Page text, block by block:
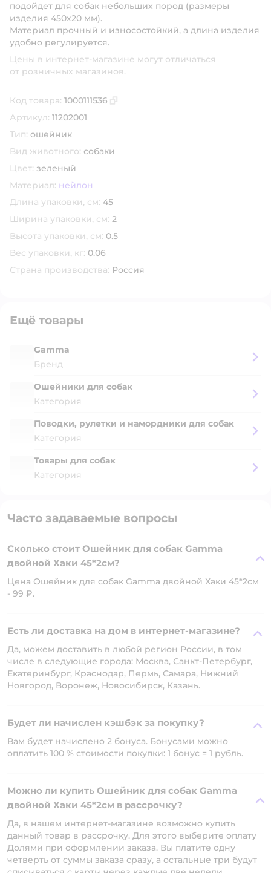
подойдет для собак небольших пород (размеры
изделия 450х20 мм).
Материал прочный и износостойкий, а длина изделия
удобно регулируется.
Цены в интернет-магазине могут отличаться
от розничных магазинов.
Код товара: 1000111536
Артикул: 11202001
Тип: ошейник
Вид животного: собаки
Цвет: зеленый
Материал: нейлон
Длина упаковки, см: 45
Ширина упаковки, см: 2
Высота упаковки, см: 0.5
Вес упаковки, кг: 0.06
Страна производства: Россия
Ещё товары
Gamma
Бренд
Ошейники для собак
Категория
Поводки, рулетки и намордники для собак
Категория
Товары для собак
Категория
Часто задаваемые вопросы
Сколько стоит Ошейник для собак Gamma
двойной Хаки 45*2см?
Цена Ошейник для собак Gamma двойной Хаки 45*2см
- 99 ₽.
Есть ли доставка на дом в интернет-магазине?
Да, можем доставить в любой регион России, в том
числе в следующие города: Москва, Санкт-Петербург,
Екатеринбург, Краснодар, Пермь, Самара, Нижний
Новгород, Воронеж, Новосибирск, Казань.
Будет ли начислен кэшбэк за покупку?
Вам будет начислено 2 бонуса. Бонусами можно
оплатить 100 % стоимости покупки: 1 бонус = 1 рубль.
Можно ли купить Ошейник для собак Gamma
двойной Хаки 45*2см в рассрочку?
Да, в нашем интернет-магазине возможно купить
данный товар в рассрочку. Для этого выберите оплату
Долями при оформлении заказа. Вы платите одну
четверть от суммы заказа сразу, а остальные три будут